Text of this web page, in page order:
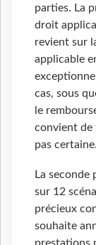
parties. La
droit
revient sur
applicable
cas, sous
le
convient de
pas certaine.
La
sur 12
précieux
souhaite
prestations